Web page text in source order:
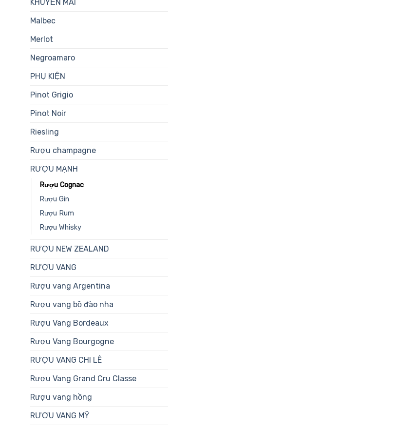
KHUYẾN MÃI
Malbec
Merlot
Negroamaro
PHỤ KIỆN
Pinot Grigio
Pinot Noir
Riesling
Rượu champagne
RƯỢU MẠNH
Rượu Cognac
Rượu Gin
Rượu Rum
Rượu Whisky
RƯỢU NEW ZEALAND
RƯỢU VANG
Rượu vang Argentina
Rượu vang bồ đào nha
Rượu Vang Bordeaux
Rượu Vang Bourgogne
RƯỢU VANG CHI LÊ
Rượu Vang Grand Cru Classe
Rượu vang hồng
RƯỢU VANG MỸ